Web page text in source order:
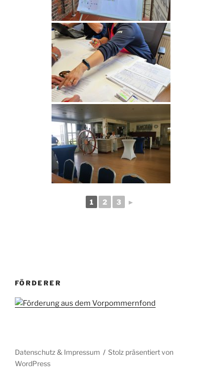
1 2 3 ►
FÖRDERER
Datenschutz & Impressum
Stolz präsentiert von
WordPress